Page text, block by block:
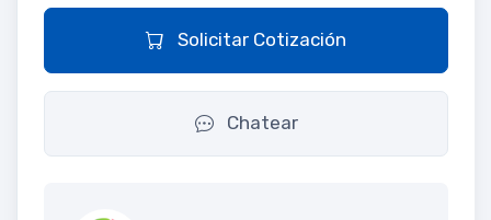
Solicitar Cotización
Chatear